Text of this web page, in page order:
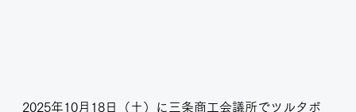
2025年10月18日（土）に三条商工会議所でツルタボ